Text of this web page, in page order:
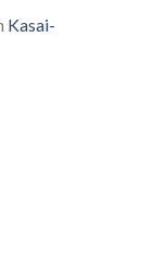
Kasai-